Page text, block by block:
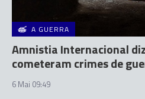
A GUERRA
Amnistia Internacional
cometeram crimes de
6 Mai 09:49